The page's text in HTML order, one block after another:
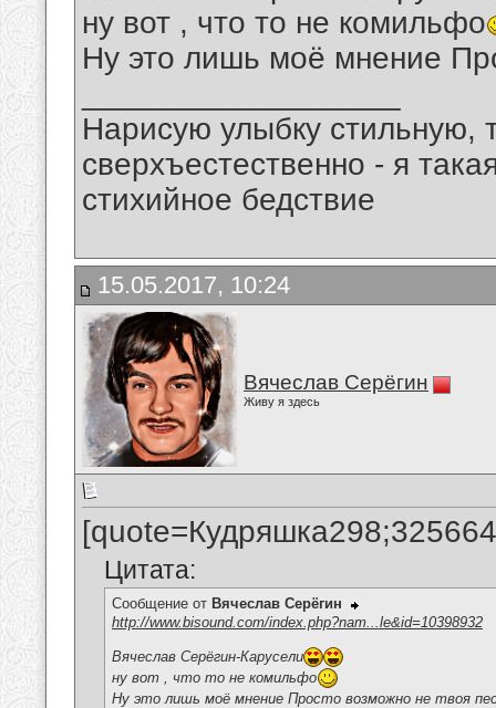
ну вот , что то не комильфо
Ну это лишь моё мнение
Нарисую улыбку стильную,
сверхъестественно - я
стихийное бедствие
15.05.2017, 10:24
Вячеслав Серёгин
Живу я здесь
Цитата:
Сообщение от Вячеслав Серёгин
http://www.bisound.com/index.php?nam...le&id=10398932
Вячеслав Серёгин-Карусели
ну вот , что то не комильфо
Ну это лишь моё мнение Просто возможно не твоя